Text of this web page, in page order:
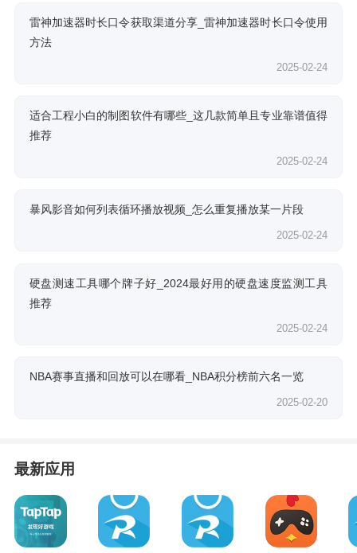
雷神加速器时长口令获取渠道分享_雷神加速器时长口令使用
方法
2025-02-24
适合工程小白的制图软件有哪些_这几款简单且专业靠谱值得
推荐
2025-02-24
暴风影音如何列表循环播放视频_怎么重复播放某一片段
2025-02-24
硬盘测速工具哪个牌子好_2024最好用的硬盘速度监测工具
推荐
2025-02-24
NBA赛事直播和回放可以在哪看_NBA积分榜前六名一览
2025-02-20
最新应用